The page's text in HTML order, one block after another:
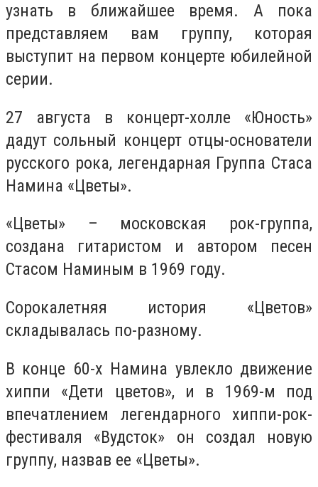
узнать в ближайшее время. А пока
представляем вам группу, которая
выступит на первом концерте юбилейной
серии.
27 августа в концерт-холле «Юность»
дадут сольный концерт отцы-основатели
русского рока, легендарная Группа Стаса
Намина «Цветы».
«Цветы» – московская рок-группа,
создана гитаристом и автором песен
Стасом Наминым в 1969 году.
Сорокалетняя история «Цветов»
складывалась по-разному.
В конце 60-х Намина увлекло движение
хиппи «Дети цветов», и в 1969-м под
впечатлением легендарного хиппи-рок-
фестиваля «Вудсток» он создал новую
группу, назвав ее «Цветы».